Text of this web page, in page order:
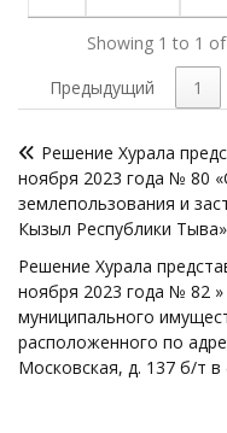
Showing 1 to 1
Предыдущий
1
по
записям
Решение Хурала
ноября 2023 года № 80
землепользования и
Кызыл Республики
Решение Хурала
ноября 2023 года № 82
муниципального
расположенного по
Московская, д. 137 б/т